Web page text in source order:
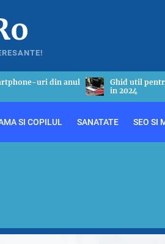
mai potrivit laptop
Tot ceea ce
bronsic
SI COPILUL SANATATE SEO SI